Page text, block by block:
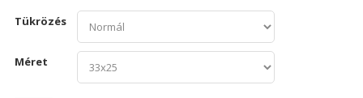
Tükrözés
Méret